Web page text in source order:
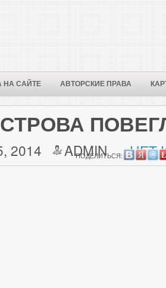
НА САЙТЕ АВТОРСКИЕ ПРАВА
2014 ADMIN НЕТ
ПОДЕЛИТЬСЯ: